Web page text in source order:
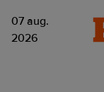
07 aug.
2026